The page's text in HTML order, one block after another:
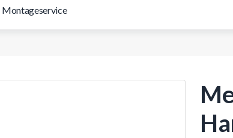
Montageservice